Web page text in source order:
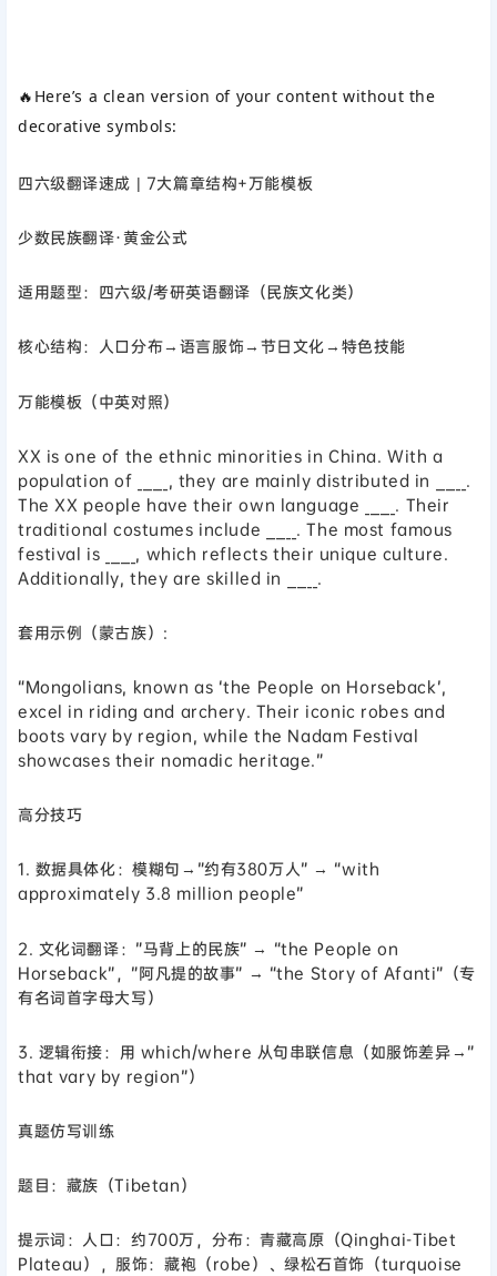
🔥Here’s a clean version of your content without the
decorative symbols:
四六级翻译速成 | 7大篇章结构+万能模板
少数民族翻译·黄金公式
适用题型：四六级/考研英语翻译（民族文化类）
核心结构：人口分布→语言服饰→节日文化→特色技能
万能模板（中英对照）
XX is one of the ethnic minorities in China. With a
population of ______, they are mainly distributed in ______.
The XX people have their own language ______. Their
traditional costumes include ______. The most famous
festival is ______, which reflects their unique culture.
Additionally, they are skilled in ______.
套用示例（蒙古族）:
“Mongolians, known as ‘the People on Horseback’,
excel in riding and archery. Their iconic robes and
boots vary by region, while the Nadam Festival
showcases their nomadic heritage.”
高分技巧
1. 数据具体化：模糊句→”约有380万人” → “with
approximately 3.8 million people”
2. 文化词翻译：”马背上的民族” → “the People on
Horseback”，”阿凡提的故事” → “the Story of Afanti”（专
有名词首字母大写）
3. 逻辑衔接：用 which/where 从句串联信息（如服饰差异→”
that vary by region”）
真题仿写训练
题目：藏族（Tibetan）
提示词：人口：约700万，分布：青藏高原（Qinghai-Tibet
Plateau），服饰：藏袍（robe）、绿松石首饰（turquoise